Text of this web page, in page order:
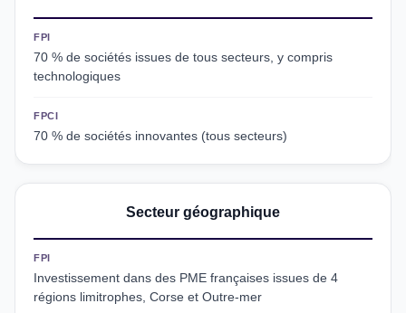
FPI
70 % de sociétés issues de tous secteurs, y compris
technologiques
FPCI
70 % de sociétés innovantes (tous secteurs)
Secteur géographique
FPI
Investissement dans des PME françaises issues de 4
régions limitrophes, Corse et Outre-mer